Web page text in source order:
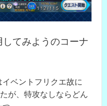
てみようのコーナ
ベントフリクエ故に
が、特攻なしならどん